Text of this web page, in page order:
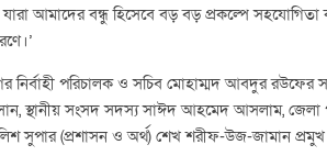
যারা আমাদের বন্ধু হিসেবে বড় বড় প্রকল্পে
নির্বাহী পরিচালক ও সচিব মোহাম্মদ আবদুর রউফের
স্থানীয় সংসদ সদস্য সাঈদ আহমেদ আসলাম, জেলা
সুপার (প্রশাসন ও অর্থ) শেখ শরীফ-উজ-জামান